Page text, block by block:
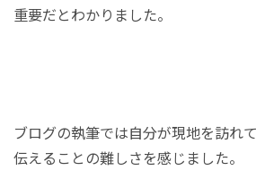
重要だとわかりました。
ブログの執筆では自分が現地を訪れ
伝えることの難しさを感じました。